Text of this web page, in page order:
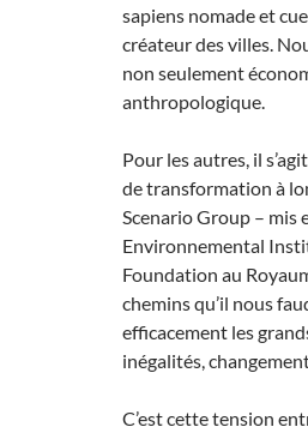
sapiens nomade et
créateur des villes.
non seulement
anthropologique.
Pour les autres, il
de transformation à
Scenario Group – mis
Environnemental
Foundation au
chemins qu’il nous
efficacement les
inégalités,
C’est cette tension